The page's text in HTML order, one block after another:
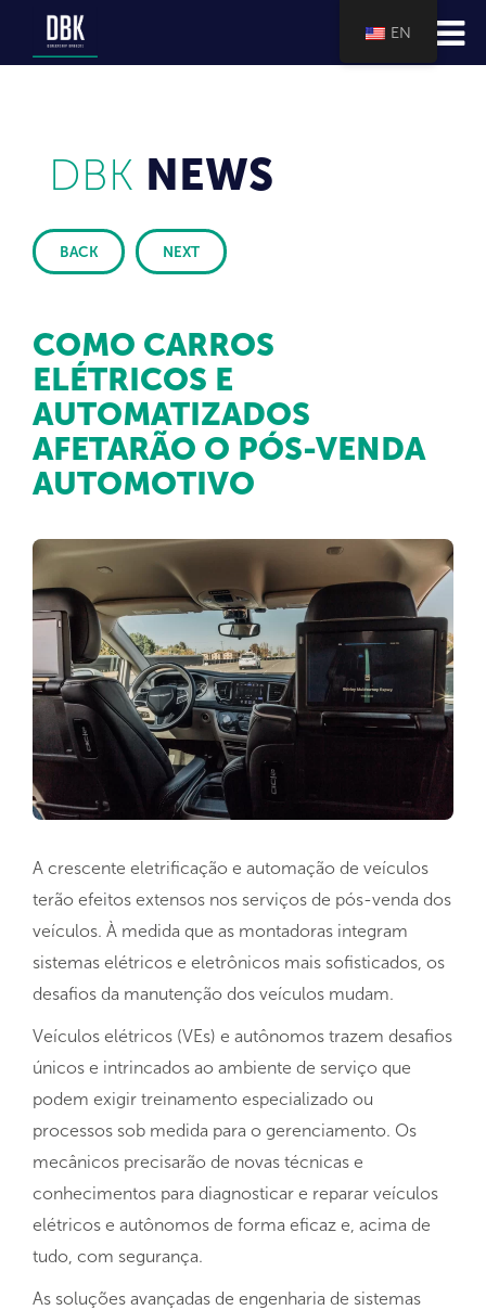
DBK NEWS
BACK NEXT
COMO CARROS
ELÉTRICOS E
AUTOMATIZADOS
AFETARÃO O PÓS-VENDA
AUTOMOTIVO
A crescente eletrificação e automação de veículos
terão efeitos extensos nos serviços de pós-venda dos
veículos. À medida que as montadoras integram
sistemas elétricos e eletrônicos mais sofisticados, os
desafios da manutenção dos veículos mudam.
Veículos elétricos (VEs) e autônomos trazem desafios
únicos e intrincados ao ambiente de serviço que
podem exigir treinamento especializado ou
processos sob medida para o gerenciamento. Os
mecânicos precisarão de novas técnicas e
conhecimentos para diagnosticar e reparar veículos
elétricos e autônomos de forma eficaz e, acima de
tudo, com segurança.
As soluções avançadas de engenharia de sistemas
EN